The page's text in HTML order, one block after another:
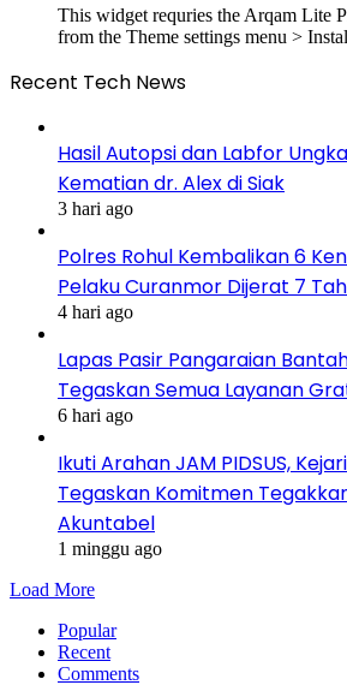
This widget requries the Arqam Lite
from the Theme settings menu >
Recent Tech News
Hasil Autopsi dan Labfor
Kematian dr. Alex di Siak
3 hari ago
Polres Rohul Kembalikan 6
Pelaku Curanmor Dijerat 7
4 hari ago
Lapas Pasir Pangaraian
Tegaskan Semua Layanan
6 hari ago
Ikuti Arahan JAM PIDSUS,
Tegaskan Komitmen
Akuntabel
1 minggu ago
Load More
Popular
Recent
Comments